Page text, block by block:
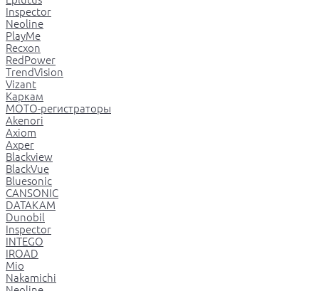
Inspector
Neoline
PlayMe
Recxon
RedPower
TrendVision
Vizant
Каркам
МОТО-регистраторы
Akenori
Axiom
Axper
Blackview
BlackVue
Bluesonic
CANSONIC
DATAKAM
Dunobil
Inspector
INTEGO
IROAD
Mio
Nakamichi